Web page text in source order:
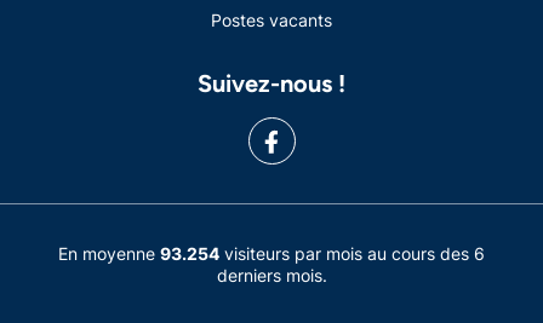
Postes vacants
Suivez-nous !
En moyenne 93.254 visiteurs par mois au cours des 6
derniers mois.